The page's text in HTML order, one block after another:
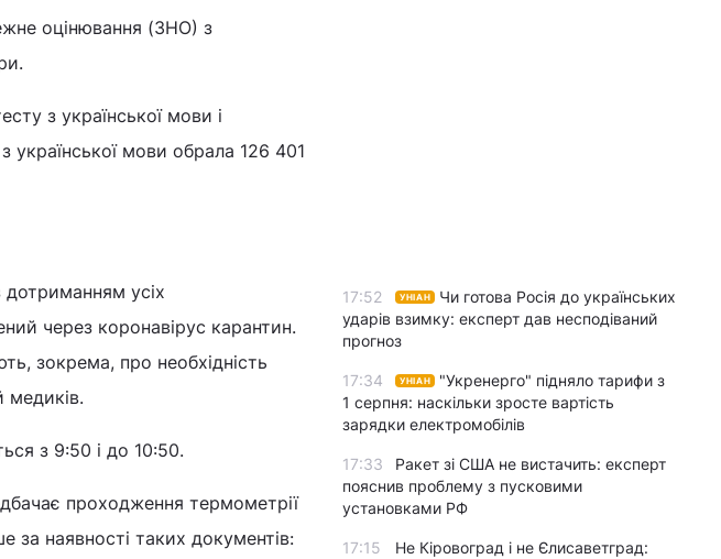
оцінювання (ЗНО) з
з української мови і
української мови обрала 126 401
дотриманням усіх
через коронавірус карантин.
зокрема, про необхідність
медиків.
з 9:50 і до 10:50.
проходження термометрії
за наявності таких документів:
17:52 УНІАН
Чи готова Росія до українських
ударів взимку: експерт дав несподіваний
прогноз
17:34 УНІАН
"Укренерго" підняло тарифи з
1 серпня: наскільки зросте вартість
зарядки електромобілів
17:33
Ракет зі США не вистачить: експерт
пояснив проблему з пусковими
установками РФ
17:15
Не Кіровоград і не Єлисаветград: